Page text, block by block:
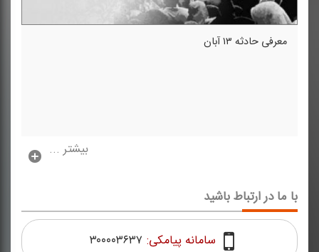
معرفی حادثه ۱۳ آبان
بیشتر ...
با ما در ارتباط باشید
سامانه پیامکی: ۳۰۰۰۰۳۶۳۷